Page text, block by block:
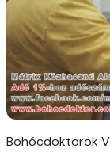
Bohócdoktorok